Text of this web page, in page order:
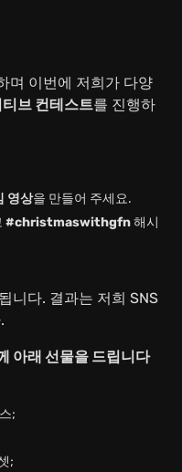
며 이번에 저희가 다양
브 컨테스트를 진행하
영상을 만들어 주세요.
#christmaswithgfn해시
니다. 결과는 저희 SNS
아래 선물을 드립니다
;
;